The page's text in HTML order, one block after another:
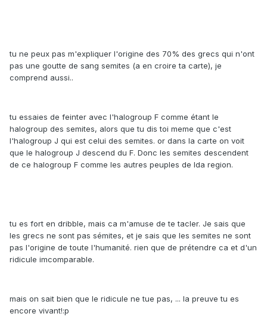
tu ne peux pas m'expliquer l'origine des 70% des grecs qui n'ont
pas une goutte de sang semites (a en croire ta carte), je
comprend aussi..
tu essaies de feinter avec l'halogroup F comme étant le
halogroup des semites, alors que tu dis toi meme que c'est
l'halogroup J qui est celui des semites. or dans la carte on voit
que le halogroup J descend du F. Donc les semites descendent
de ce halogroup F comme les autres peuples de lda region.
tu es fort en dribble, mais ca m'amuse de te tacler. Je sais que
les grecs ne sont pas sémites, et je sais que les semites ne sont
pas l'origine de toute l'humanité. rien que de prétendre ca et d'un
ridicule imcomparable.
mais on sait bien que le ridicule ne tue pas, ... la preuve tu es
encore vivant!:p